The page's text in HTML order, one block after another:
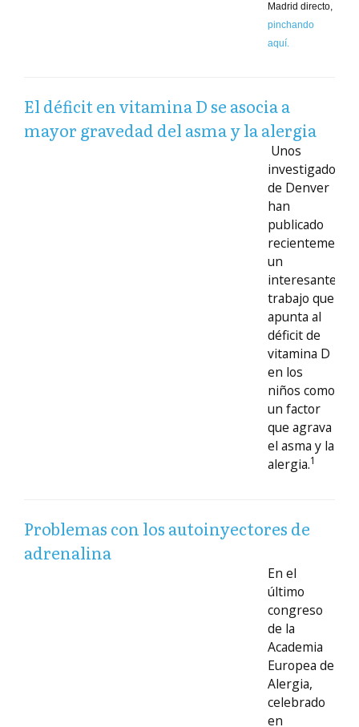
Madrid directo,
pinchando
aquí.
El déficit en vitamina D se asocia a
mayor gravedad del asma y la alergia
Unos
investigadores
de Denver
han
publicado
recientemente
un
interesante
trabajo que
apunta al
déficit de
vitamina D
en los
niños como
un factor
que agrava
el asma y la
alergia.1
Problemas con los autoinyectores de
adrenalina
En el
último
congreso
de la
Academia
Europea de
Alergia,
celebrado
en